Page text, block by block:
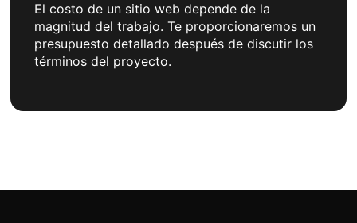
El costo de un sitio web depende de la
magnitud del trabajo. Te proporcionaremos un
presupuesto detallado después de discutir los
términos del proyecto.